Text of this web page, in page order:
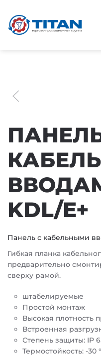
Перейти к
KDL/E+
Панель с кабельными
Гибкая планка
предварительно
сверху рамой.
штабелируемыe
Простой монтаж
Высокая плотность
Встроенная
Степень защиты: IP
Термостойкость: -30